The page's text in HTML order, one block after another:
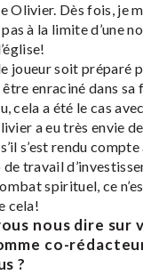
Olivier. Dès fois, je
à la limite d’une
joueur soit préparé
être enraciné dans sa
cela a été le cas
a eu très envie
s’est rendu
travail
spirituel, ce
cela!
nous dire sur
co-
?